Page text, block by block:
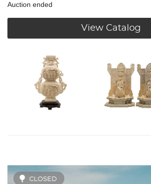
Auction ended
View Catalog
CLOSED